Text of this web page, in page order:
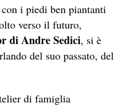
con i piedi ben piantanti
verso il futuro,
di Andre Sedici, si è
del suo passato, del
di famiglia